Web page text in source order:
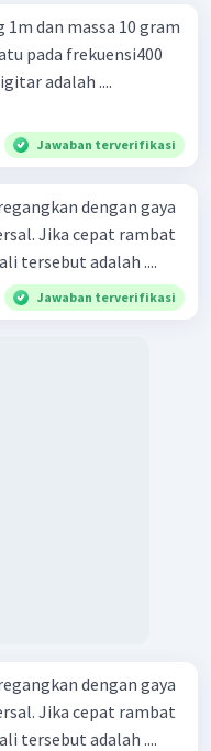
dan massa 10 gram
pada frekuensi400
adalah ....
Jawaban terverifikasi
dengan gaya
Jika cepat rambat
tersebut adalah ....
Jawaban terverifikasi
dengan gaya
Jika cepat rambat
tersebut adalah ....